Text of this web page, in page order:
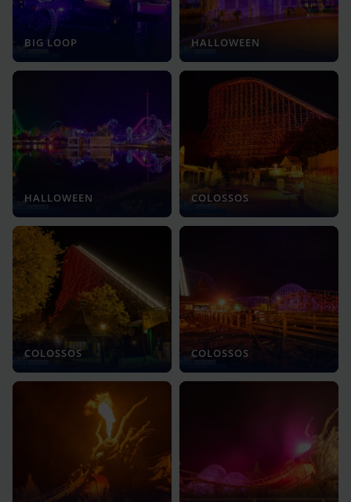
BIG LOOP HALLOWEEN
HALLOWEEN COLOSSOS
COLOSSOS COLOSSOS